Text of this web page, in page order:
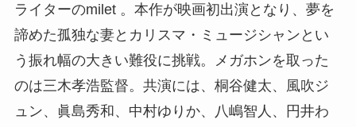
ライターのmilet 。本作が映画初出演となり、夢を
諦めた孤独な妻とカリスマ・ミュージシャンとい
う振れ幅の大きい難役に挑戦。メガホンを取った
のは三木孝浩監督。共演には、桐谷健太、風吹ジ
ュン、眞島秀和、中村ゆりか、八嶋智人、円井わ